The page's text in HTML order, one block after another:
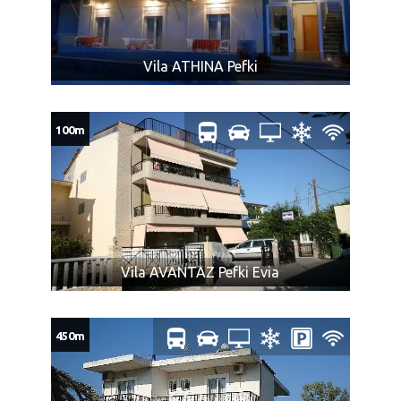
Cena prevoza obuhvata i prevoz do dva komada ličnog
prtljaga: jedan komad prtljaga koji se pakuje u boks
autobusa, uobičajene veličine, a ukupne težine do 20
u prtljažni deo iznad sedišta ili ispod sedišta u
putničkom delu autobusa.
Mini frižider je brojčano sastavni deo ličnog prtljaga.
Nećemo biti u obavezi da prevezemo prtljag koji prelazi
dozvoljeno.
U slučaju većeg broja prtljaga, prevoznik ili Organizator
putovanja (u interesu komfora ostalih putnika) nije u
obavezi da primi višak prtljaga.
Zabranjeni prtljag: bilo koje oružje, droge ili tečnosti
koja se ne sklapaju, bicikle, surferske daske, hrana ili
bilo koje druge artikle ili supstance koje nisu
dozvoljene za prevoz prema zakonu bilo koje zemlje
kroz koju prolazi autobus (o čemu je putnik dužan da se
Vila ATHINA Pefki
Vila AVANTAZ Pefki Evia
100m
450m